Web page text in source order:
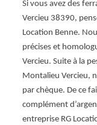
Si vous avez des
Vercieu 38390,
Location Benne.
précises et
Vercieu. Suite à la
Montalieu Vercieu,
par chèque. De ce
complément
entreprise RG